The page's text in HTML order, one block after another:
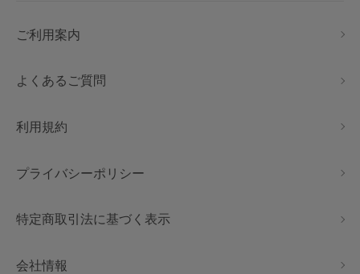
ご利用案内
よくあるご質問
利用規約
プライバシーポリシー
特定商取引法に基づく表示
会社情報